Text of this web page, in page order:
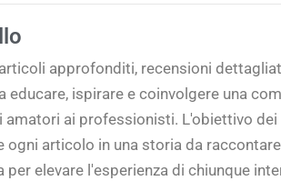
approfonditi, recensioni
educare, ispirare e coinvolgere una
amatori ai professionisti. L'obiettivo
ogni articolo in una storia da
per elevare l'esperienza di chiunque